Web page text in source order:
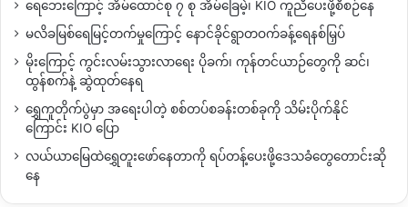
ရေဘေးကြောင့် အိမ်ထောင်စု ၇ စု အိမ်ခြေမဲ့၊ KIO ကူညီပေးဖို့စီစဉ်နေ
မလိခမြစ်ရေမြင့်တက်မှုကြောင့် နောင်ခိုင်ရွာတဝက်ခန့်ရေနစ်မြှပ်
မိုးကြောင့် ကွင်းလမ်းသွားလာရေး ပိုခက်၊ ကုန်တင်ယာဉ်တွေကို ဆင်၊
ထွန်စက်နဲ့ ဆွဲထုတ်နေရ
ရွှေကူတိုက်ပွဲမှာ အရေးပါတဲ့ စစ်တပ်စခန်းတစ်ခုကို သိမ်းပိုက်နိုင်
ကြောင်း KIO ပြော
လယ်ယာမြေထဲရွှေတူးဖော်နေတာကို ရပ်တန့်ပေးဖို့ဒေသခံတွေတောင်းဆို
နေ